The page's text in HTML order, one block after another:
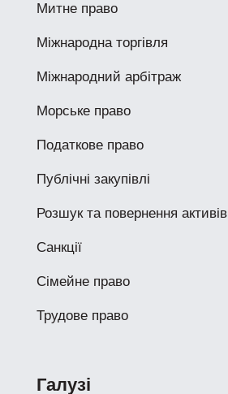
Митне право
Міжнародна торгівля
Міжнародний арбітраж
Морське право
Податкове право
Публічні закупівлі
Розшук та повернення активів
Санкції
Сімейне право
Трудове право
Галузі